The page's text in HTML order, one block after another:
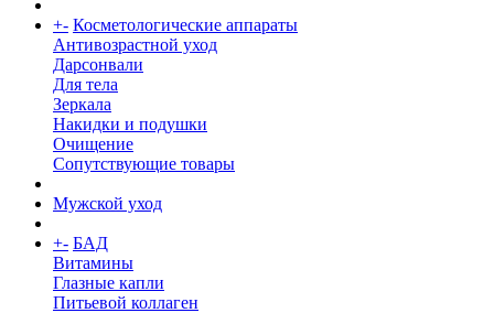
+- Косметологические аппараты
Антивозрастной уход
Дарсонвали
Для тела
Зеркала
Накидки и подушки
Очищение
Сопутствующие товары
Мужской уход
+- БАД
Витамины
Глазные капли
Питьевой коллаген